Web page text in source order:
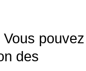
pouvez
des